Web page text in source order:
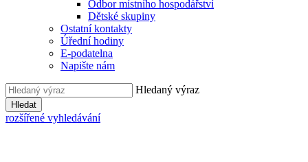
Odbor místního hospodářství
Dětské skupiny
Ostatní kontakty
Úřední hodiny
E-podatelna
Napište nám
Hledaný výraz
Hledat
rozšířené vyhledávání